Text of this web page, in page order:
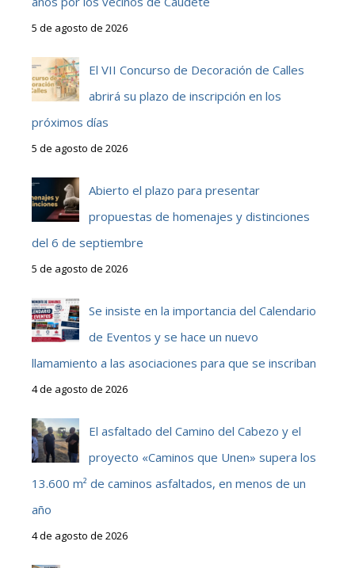
5 de agosto de 2026
El VII Concurso de Decoración de Calles
abrirá su plazo de inscripción en los
próximos días
5 de agosto de 2026
Abierto el plazo para presentar
propuestas de homenajes y distinciones
del 6 de septiembre
5 de agosto de 2026
Se insiste en la importancia del Calendario
de Eventos y se hace un nuevo
llamamiento a las asociaciones para que se inscriban
4 de agosto de 2026
El asfaltado del Camino del Cabezo y el
proyecto «Caminos que Unen» supera los
13.600 m² de caminos asfaltados, en menos de un
año
4 de agosto de 2026